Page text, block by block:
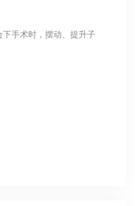
手术时，摆动、提升子